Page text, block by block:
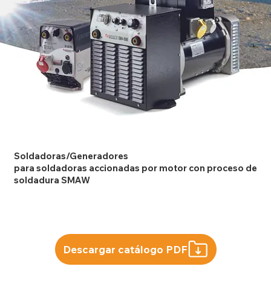
Soldadoras/Generadores
para soldadoras accionadas por motor con proceso de
soldadura SMAW
Descargar catálogo PDF